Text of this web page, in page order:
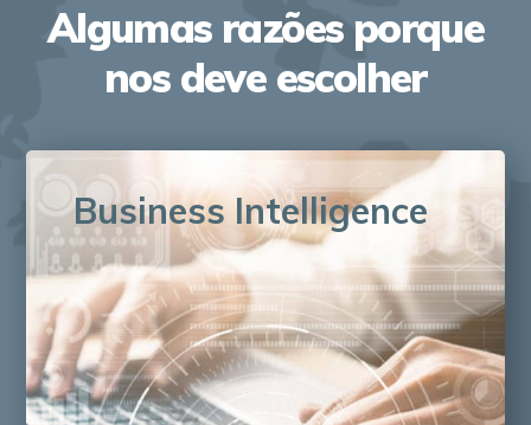
Algumas razões porque
nos deve escolher
Business Intelligence